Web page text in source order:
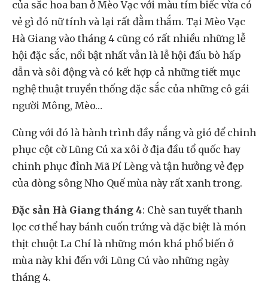
của sắc hoa ban ở Mèo Vạc với màu tím biếc vừa có
vẻ gì đó nữ tính và lại rất đằm thắm. Tại Mèo Vạc
Hà Giang vào tháng 4 cũng có rất nhiều những lễ
hội đặc sắc, nổi bật nhất vẫn là lễ hội đấu bò hấp
dẫn và sôi động và có kết hợp cả những tiết mục
nghệ thuật truyền thống đặc sắc của những cô gái
người Mông, Mèo…
Cùng với đó là hành trình đầy nắng và gió để chinh
phục cột cờ Lũng Cú xa xôi ở địa đầu tổ quốc hay
chinh phục đỉnh Mã Pí Lèng và tận hưởng vẻ đẹp
của dòng sông Nho Quế mùa này rất xanh trong.
Đặc sản Hà Giang tháng 4: Chè san tuyết thanh
lọc cơ thể hay bánh cuốn trứng và đặc biệt là món
thịt chuột La Chí là những món khá phổ biến ở
mùa này khi đến với Lũng Cú vào những ngày
tháng 4.